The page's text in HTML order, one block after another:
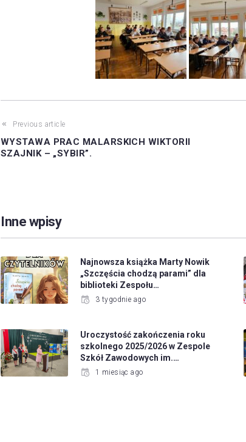
Previous article
WYSTAWA PRAC MALARSKICH WIKTORII
SZAJNIK – „SYBIR”.
Inne wpisy
Najnowsza książka Marty Nowik
„Szczęścia chodzą parami” dla
biblioteki Zespołu…
3 tygodnie ago
Uroczystość zakończenia roku
szkolnego 2025/2026 w Zespole
Szkół Zawodowych im.…
1 miesiąc ago